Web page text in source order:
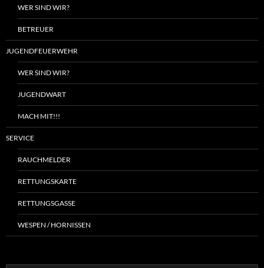
WER SIND WIR?
BETREUER
JUGENDFEUERWEHR
WER SIND WIR?
JUGENDWART
MACH MIT!!!
SERVICE
RAUCHMELDER
RETTUNGSKARTE
RETTUNGSGASSE
WESPEN / HORNISSEN